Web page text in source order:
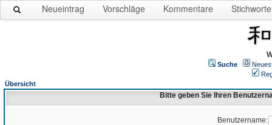
Neueintrag Vorschläge Kommentare Stichworte
Suche
Übersicht
Bitte geben Sie Ihren
Benutzername: